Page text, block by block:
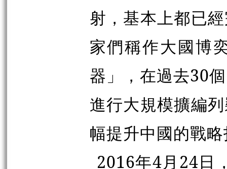
射，基本上都已
家們稱作大國博
器」，在過去30
進行大規模擴編
幅提升中國的戰
2016年4月24日